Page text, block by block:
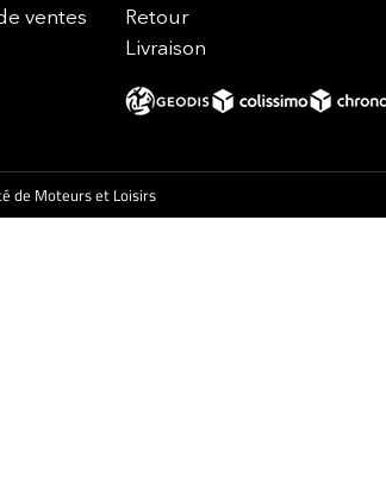
ventes
Retour
Livraison
de Moteurs et Loisirs